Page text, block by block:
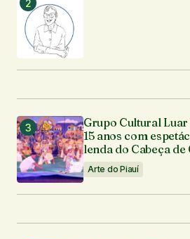
Grupo Cultural
15 anos com
lenda do Cabeça de
Arte do Piauí